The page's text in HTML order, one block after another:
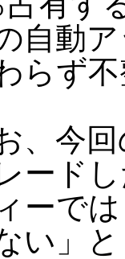
自動
らず
、今回
ード
ーで
い」